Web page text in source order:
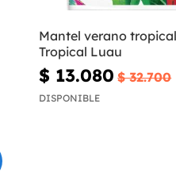
Mantel verano
Tropical Luau
$ 13.080 $ 32.700
DISPONIBLE